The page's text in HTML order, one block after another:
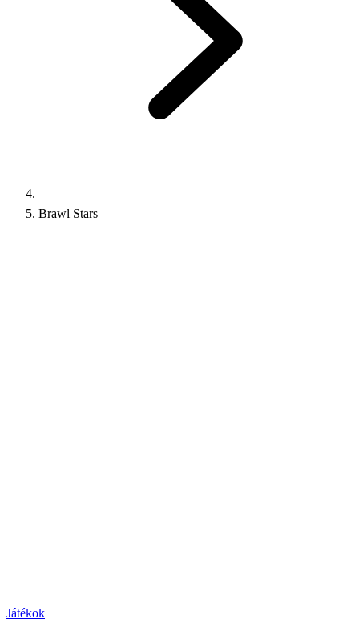
Brawl Stars
Játékok